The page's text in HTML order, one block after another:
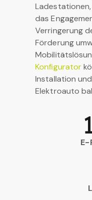
das
Verringerung
Förderung
Konfigurator
Installation
Elektroauto
E-